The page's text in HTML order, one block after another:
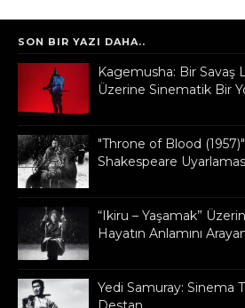
SON BIR YAZI DAHA..
Kagemusha: Bir Savaş
Üzerine Sinematik Bir
"Throne of Blood
Shakespeare
“Ikiru – Yaşamak”
Hayatın Anlamını
Yedi Samuray: Sinema